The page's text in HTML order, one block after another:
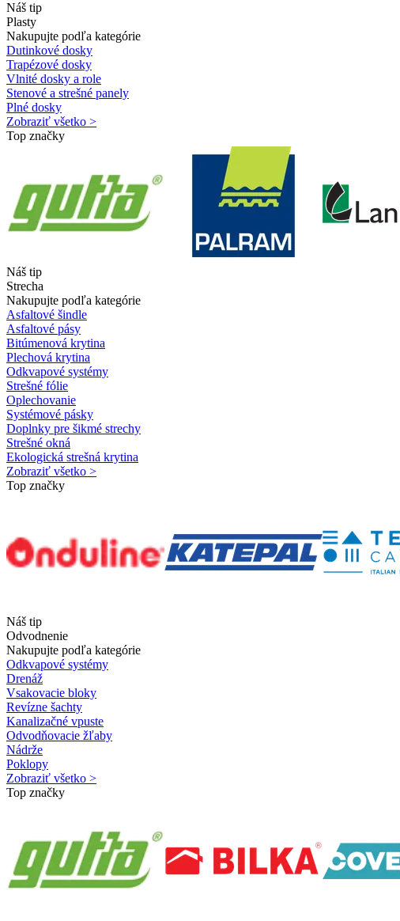
Náš tip
Plasty
Nakupujte podľa kategórie
Dutinkové dosky
Trapézové dosky
Vlnité dosky a role
Stenové a strešné panely
Plné dosky
Zobraziť všetko >
Top značky
Náš tip
Strecha
Nakupujte podľa kategórie
Asfaltové šindle
Asfaltové pásy
Bitúmenová krytina
Plechová krytina
Odkvapové systémy
Strešné fólie
Oplechovanie
Systémové pásky
Doplnky pre šikmé strechy
Strešné okná
Ekologická strešná krytina
Zobraziť všetko >
Top značky
Náš tip
Odvodnenie
Nakupujte podľa kategórie
Odkvapové systémy
Drenáž
Vsakovacie bloky
Revízne šachty
Kanalizačné vpuste
Odvodňovacie žľaby
Nádrže
Poklopy
Zobraziť všetko >
Top značky